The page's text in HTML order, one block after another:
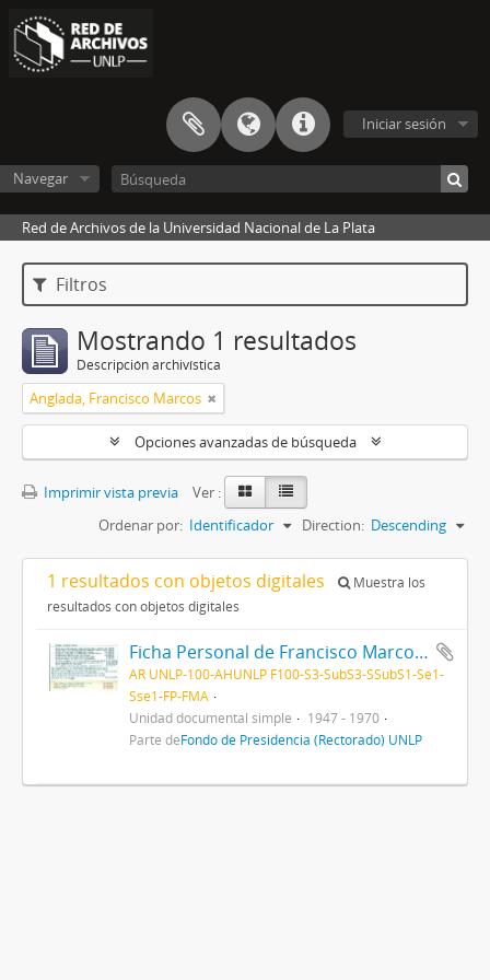
Iniciar sesión
Navegar
Red de Archivos de la Universidad Nacional de La Plata
Filtros
Mostrando 1 resultados
Descripción archivística
Anglada, Francisco Marcos
Opciones avanzadas de búsqueda
Imprimir vista previa
Ver :
Ordenar por: Identificador Direction: Descending
1 resultados con objetos digitales
Muestra los
resultados con objetos digitales
Ficha Personal de Francisco Marcos Anglada 1947-1970
AR UNLP-100-AHUNLP F100-S3-SubS3-SSubS1-Se1-
Sse1-FP-FMA
Unidad documental simple
1947 - 1970
Parte deFondo de Presidencia (Rectorado) UNLP